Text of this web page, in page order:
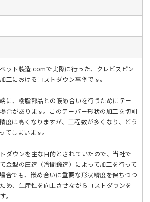
ット製造.comで実際に行った、クレビスピン
工におけるコストダウン事例です。
に、樹脂部品との嵌め合いを行うためにテー
合があります。このテーパー形状の加工を切削
度は高くなりますが、工程数が多くなり、どう
てしまいます。
ダウンを主な目的とされていたので、当社で
金型の圧造（冷間鍛造）によって加工を行って
合でも、嵌め合いに重要な形状精度を保ちつつ
め、生産性を向上させながらコストダウンを
。